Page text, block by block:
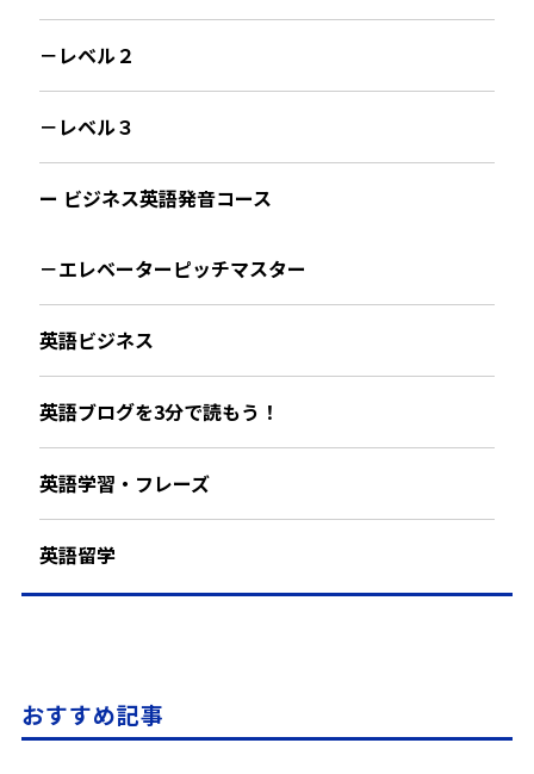
－レベル２
－レベル３
ー ビジネス英語発音コース
－エレベーターピッチマスター
英語ビジネス
英語ブログを3分で読もう！
英語学習・フレーズ
英語留学
おすすめ記事